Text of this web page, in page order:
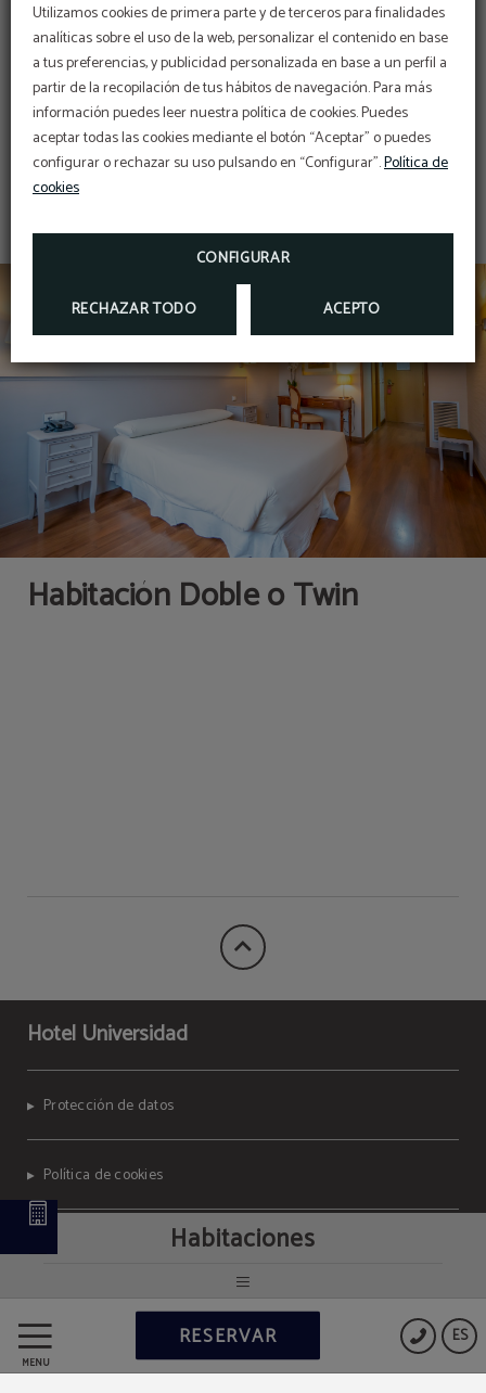
Utilizamos cookies de primera parte y de terceros para finalidades
analíticas sobre el uso de la web, personalizar el contenido en base
a tus preferencias, y publicidad personalizada en base a un perfil a
partir de la recopilación de tus hábitos de navegación. Para más
información puedes leer nuestra política de cookies. Puedes
aceptar todas las cookies mediante el botón “Aceptar” o puedes
configurar o rechazar su uso pulsando en “Configurar”.Política de
cookies
CONFIGURAR
RECHAZAR TODO ACEPTO
MENÚ
ES
RESERVAR
Habitaciones
Secador de pelo Servicio de despertador
Canal + Conexión Wi-Fi gratuita
MOSTRAR MÁS
Habitación Doble o Twin
Hotel Universidad
Protección de datos
Política de cookies
Powered by Keytel
Compra segura
PROMOCIÓN
5% de descuento
RESERVANDO EN NUESTRA WEB OFICIAL
RESERVAR